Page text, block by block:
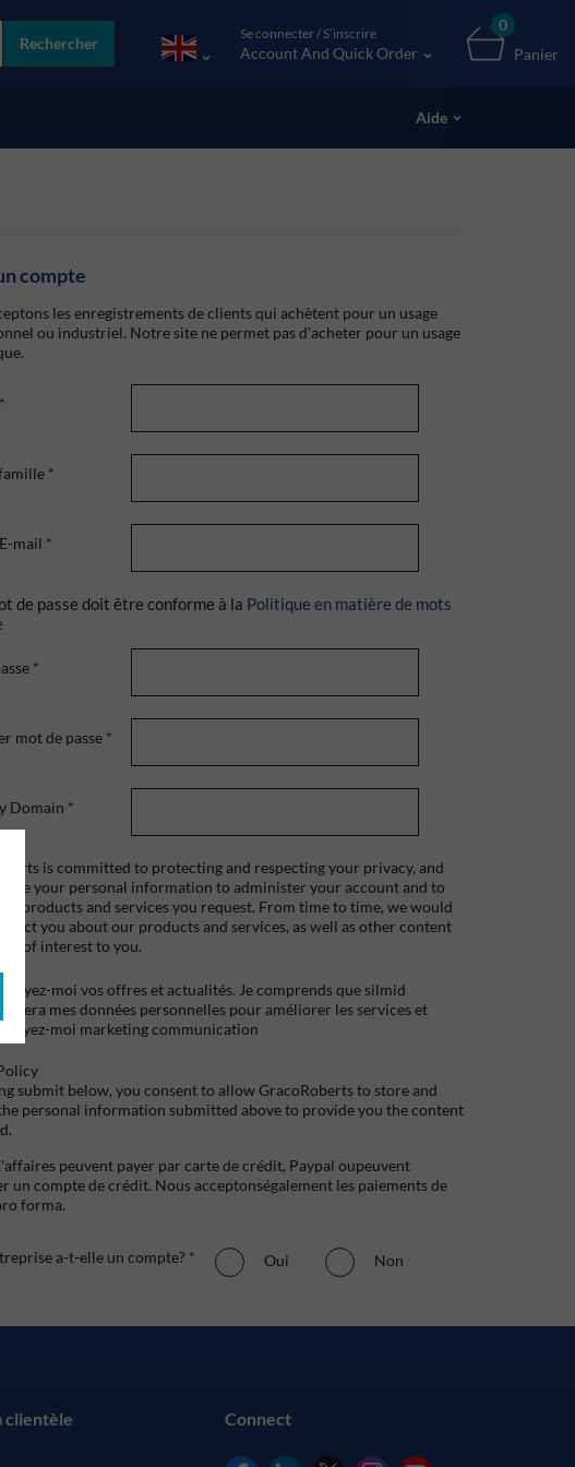
Rechercher
Se connecter / S’inscrire
Account And Quick Order
0
Panier
Aide
compte
les enregistrements de clients qui achètent pour un usage
ou industriel. Notre site ne permet pas d'acheter pour un usage
*
*
mail *
de passe doit être conforme à la Politique en matière de mots
*
mot de passe *
Domain *
is committed to protecting and respecting your privacy, and
use your personal information to administer your account and to
products and services you request. From time to time, we would
you about our products and services, as well as other content
be of interest to you.
Envoyez-moi vos offres et actualités. Je comprends que silmid
utilisera mes données personnelles pour améliorer les services et
envoyez-moi marketing communication
submit below, you consent to allow GracoRoberts to store and
personal information submitted above to provide you the content
peuvent payer par carte de crédit, Paypal oupeuvent
un compte de crédit. Nous acceptonségalement les paiements de
forma.
a-t-elle un compte? * Oui Non
clientèle Connect